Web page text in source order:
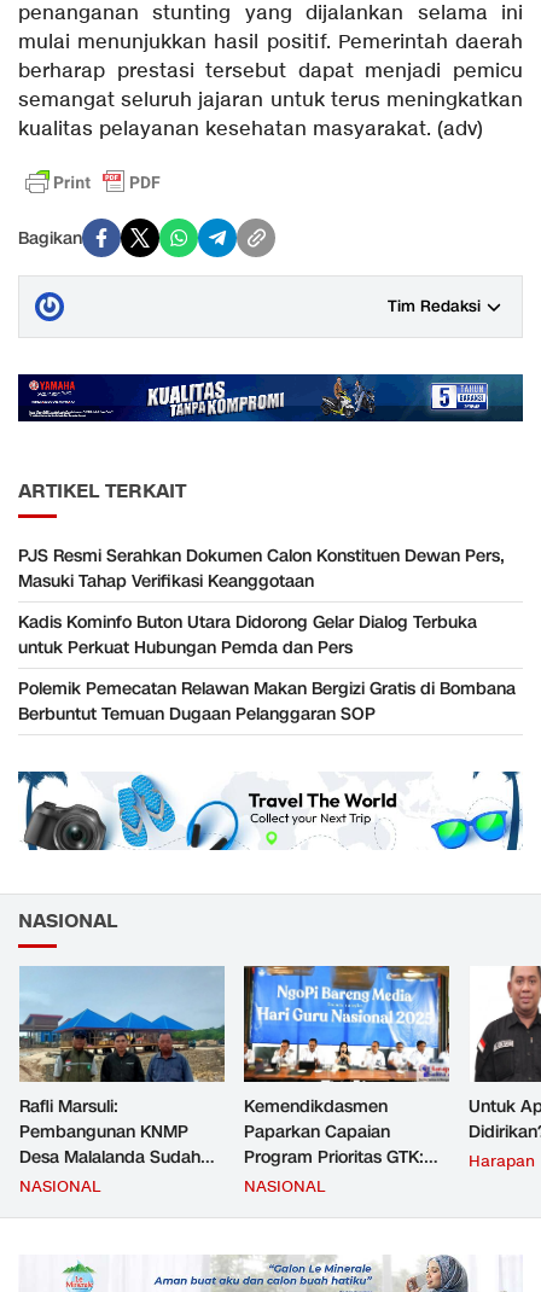
penanganan stunting yang dijalankan selama ini
mulai menunjukkan hasil positif. Pemerintah daerah
berharap prestasi tersebut dapat menjadi pemicu
semangat seluruh jajaran untuk terus meningkatkan
kualitas pelayanan kesehatan masyarakat. (adv)
Bagikan
Tim Redaksi
ARTIKEL TERKAIT
PJS Resmi Serahkan Dokumen Calon Konstituen Dewan Pers,
Masuki Tahap Verifikasi Keanggotaan
Kadis Kominfo Buton Utara Didorong Gelar Dialog Terbuka
untuk Perkuat Hubungan Pemda dan Pers
Polemik Pemecatan Relawan Makan Bergizi Gratis di Bombana
Berbuntut Temuan Dugaan Pelanggaran SOP
NASIONAL
Rafli Marsuli:
Pembangunan KNMP
Desa Malalanda Sudah
Mencapai 69 Persen dan
JMD dan JMF
NASIONAL
Kemendikdasmen
Paparkan Capaian
Program Prioritas GTK:
Kompetensi Meningkat,
NASIONAL
Untuk
Harapan